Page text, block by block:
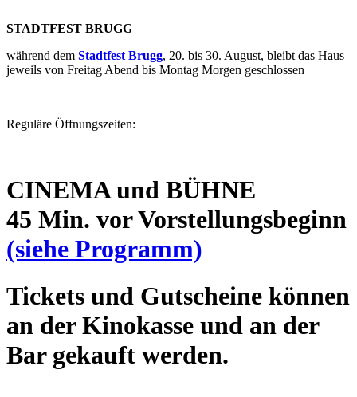
STADTFEST BRUGG
während dem Stadtfest Brugg, 20. bis 30. August, bleibt das Haus
jeweils von Freitag Abend bis Montag Morgen geschlossen
Reguläre Öffnungszeiten:
CINEMA und BÜHNE
45 Min. vor Vorstellungsbeginn
(siehe Programm)
Tickets und Gutscheine können
an der Kinokasse und an der
Bar gekauft werden.